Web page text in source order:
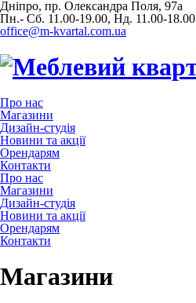
Дніпро, пр. Олександра Поля, 97а
Пн.- Сб. 11.00-19.00, Нд. 11.00-18.00
office@m-kvartal.com.ua
Про нас
Магазини
Дизайн-студія
Новини та акції
Орендарям
Контакти
Про нас
Магазини
Дизайн-студія
Новини та акції
Орендарям
Контакти
Магазини